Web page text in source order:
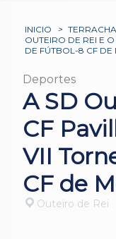
INICIO >
OUTEIRO DE REI E
DE FÚTBOL-8 CF DE
Deportes
A SD
CF
VII
CF de
Outeiro de Rei